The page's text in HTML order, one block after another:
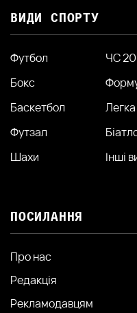
ВИДИ СПОРТУ
Футбол ЧС
Бокс
Баскетбол
Футзал
Шахи
Інші
ПОСИЛАННЯ
Про нас
Редакція
Рекламодавцям